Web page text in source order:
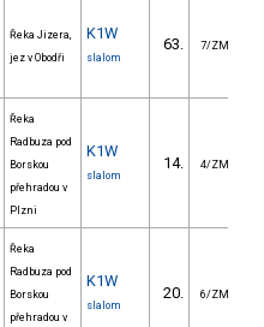
Řeka Jizera,
jez v Obodři
K1W
slalom
63. 7/ZM
Řeka
Radbuza pod
Borskou
přehradou v
Plzni
K1W
slalom
14. 4/ZM
Řeka
Radbuza pod
Borskou
přehradou v
K1W
slalom
20. 6/ZM